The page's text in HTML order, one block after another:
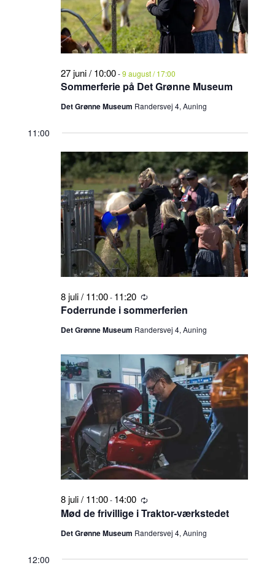
Sommerferie på Det Grønne Museum
27 juni / 10:00-9 august / 17:00
Det Grønne Museum Randersvej 4, Auning
11:00
Foderrunde i sommerferien
8 juli / 11:00- 11:20 Tilbagevendende
Det Grønne Museum Randersvej 4, Auning
Mød de frivillige i Traktor-værkstedet
8 juli / 11:00- 14:00 Tilbagevendende
Det Grønne Museum Randersvej 4, Auning
12:00